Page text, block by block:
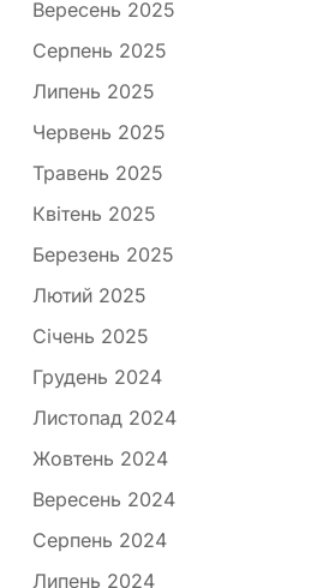
Вересень 2025
Серпень 2025
Липень 2025
Червень 2025
Травень 2025
Квітень 2025
Березень 2025
Лютий 2025
Січень 2025
Грудень 2024
Листопад 2024
Жовтень 2024
Вересень 2024
Серпень 2024
Липень 2024